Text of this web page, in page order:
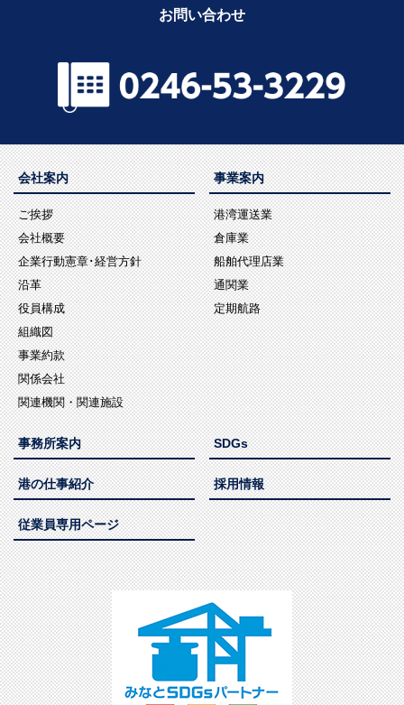
お問い合わせ
会社案内
ご挨拶
会社概要
企業行動憲章･経営方針
沿革
役員構成
組織図
事業約款
関係会社
関連機関・関連施設
事業案内
港湾運送業
倉庫業
船舶代理店業
通関業
定期航路
事務所案内 SDGs
港の仕事紹介 採用情報
従業員専用ページ